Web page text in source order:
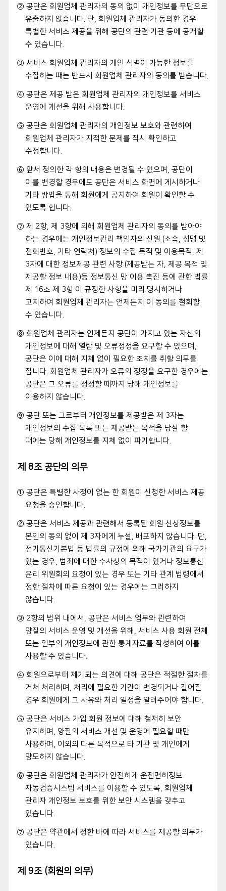
② 공단은 회원업체 관리자의 동의 없이 개인정보를 무단으로
유출하지 않습니다. 단, 회원업체 관리자가 동의한 경우
특별한 서비스 제공을 위해 공단의 관련 기관 등에 공개할
수 있습니다.
③ 서비스 회원업체 관리자의 개인 식별이 가능한 정보를
수집하는 때는 반드시 회원업체 관리자의 동의를 받습니다.
④ 공단은 제공 받은 회원업체 관리자의 개인정보를 서비스
운영에 개선을 위해 사용합니다.
⑤ 공단은 회원업체 관리자의 개인정보 보호와 관련하여
회원업체 관리자가 지적한 문제를 직시 확인하고
수정합니다.
⑥ 앞서 정의한 각 항의 내용은 변경될 수 있으며, 공단이
이를 변경할 경우에도 공단은 서비스 화면에 게시하거나
기타 방법을 통해 회원에게 공지하여 회원이 확인할 수
있도록 합니다.
⑦ 제 2항, 제 3항에 의해 회원업체 관리자의 동의를 받아야
하는 경우에는 개인정보관리 책임자의 신원 (소속, 성명 및
전화번호, 기타 연락처) 정보의 수집 목적 및 이용목적, 제
3자에 대한 정보제공 관련 사항 (제공받는 자, 제공 목적 및
제공할 정보 내용)등 정보통신 망 이용 촉진 등에 관한 법률
제 16조 제 3항 이 규정한 사항을 미리 명시하거나
고지하여 회원업체 관리자는 언제든지 이 동의를 철회할
수 있습니다.
⑧ 회원업체 관리자는 언제든지 공단이 가지고 있는 자신의
개인정보에 대해 열람 및 오류정정을 요구할 수 있으며,
공단은 이에 대해 지체 없이 필요한 조치를 취할 의무를
집니다. 회원업체 관리자가 오류의 정정을 요구한 경우에는
공단은 그 오류를 정정할 때까지 당해 개인정보를
이용하지 않습니다.
⑨ 공단 또는 그로부터 개인정보를 제공받은 제 3자는
개인정보의 수집 목록 또는 제공받는 목적을 당설 할
때에는 당해 개인정보를 지체 없이 파기합니다.
제 8조 공단의 의무
① 공단은 특별한 사정이 없는 한 회원이 신청한 서비스 제공
요청을 승인합니다.
② 공단은 서비스 제공과 관련해서 등록된 회원 신상정보를
본인의 동의 없이 제 3자에게 누설, 배포하지 않습니다. 단,
전기통신기본법 등 법률의 규정에 의해 국가기관의 요구가
있는 경우, 범죄에 대한 수사상의 목적이 있거나 정보통신
윤리 위원회의 요청이 있는 경우 또는 기타 관계 법령에서
정한 절차에 따른 요청이 있는 경우에는 그러하지
않습니다.
③ 2항의 범위 내에서, 공단은 서비스 업무와 관련하여
양질의 서비스 운영 및 개선을 위해, 서비스 사용 회원 전체
또는 일부의 개인정보에 관한 통계자료를 작성하여 이를
사용할 수 있습니다.
④ 회원으로부터 제기되는 의견에 대해 공단은 적절한 절차를
거처 처리하며, 처리에 필요한 기간이 변경되거나 길어질
경우 회원에게 그 사유와 처리 일정을 알려주어야 합니다.
⑤ 공단은 서비스 가입 회원 정보에 대해 철저히 보안
유지하며, 양질의 서비스 개선 및 운영에 필요할 때만
사용하며, 이외의 다른 목적으로 타 기관 및 개인에게
양도하지 않습니다.
⑥ 공단은 회원업체 관리자가 안전하게 운전면허정보
자동검증시스템 서비스를 이용할 수 있도록, 회원업체
관리자 개인정보 보호를 위한 보안 시스템을 갖추고
있습니다.
⑦ 공단은 약관에서 정한 바에 따라 서비스를 제공할 의무가
있습니다.
제 9조 (회원의 의무)